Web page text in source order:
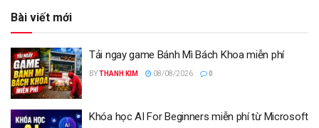
Bài viết mới
Tải ngay game Bánh Mì Bách Khoa miễn phí
BYTHANH KIM 08/08/2026 0
Khóa học AI For Beginners miễn phí từ Microsoft